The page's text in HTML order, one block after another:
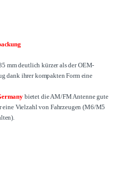
mm deutlich kürzer als der OEM-
dank ihrer kompakten Form eine
bietet die AM/FM Antenne gute
Vielzahl von Fahrzeugen (M6/M5